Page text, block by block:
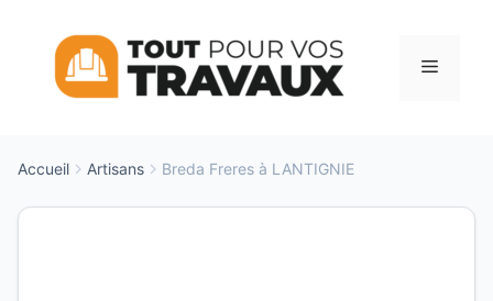
contenu
Menu
Accueil Artisans Breda Freres à LANTIGNIE